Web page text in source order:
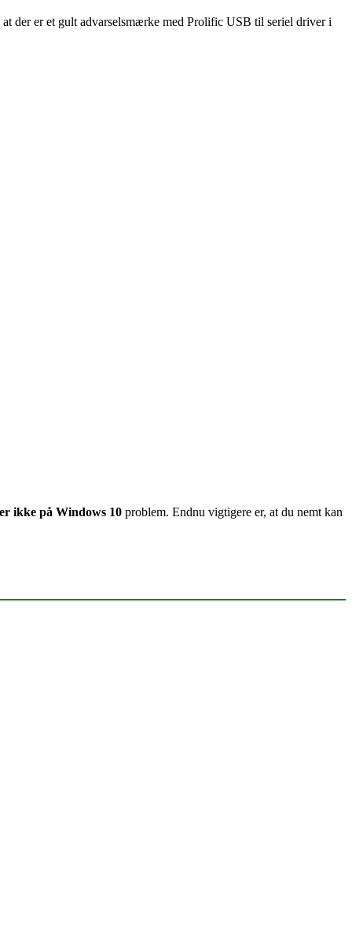
der er et gult advarselsmærke med Prolific USB til seriel driver i
ikke på Windows 10 problem. Endnu vigtigere er, at du nemt kan